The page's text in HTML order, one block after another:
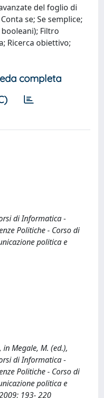
del foglio di
se; Se semplice;
Filtro
Ricerca obiettivo;
completa
di Informatica -
Politiche - Corso di
politica e
in Megale, M. (ed.),
di Informatica -
Politiche - Corso di
politica e
193- 220